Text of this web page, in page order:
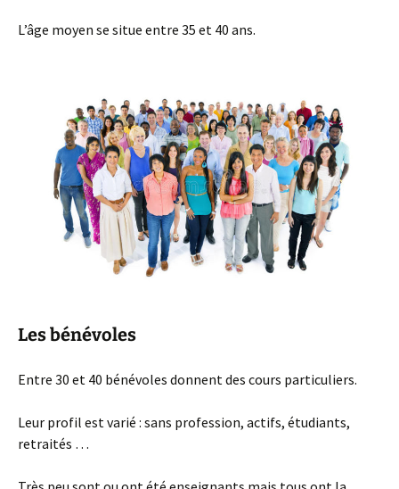
L’âge moyen se situe entre 35 et 40 ans.
Les bénévoles
Entre 30 et 40 bénévoles donnent des cours particuliers.
Leur profil est varié : sans profession, actifs, étudiants,
retraités …